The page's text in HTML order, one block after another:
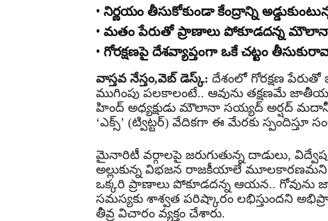
• నిర్ణయం తీసుకోకుండా కేంద్రాన్ని
• మతం పేరుతో ప్రాణాలు పోకూడదన్న
• గోరక్షణపై దేశవ్యాప్తంగా ఒకే చట్టం
వాస్తవ నేస్తం,వెబ్ డెస్క్: దేశంలో గోరక్షణ పేరుతో
ముగింపు పలకాలంటే.. ఆవును తక్షణమే
హింద్ అధ్యక్షుడు మౌలానా సయ్యద్ అర్షద్
‘ఎక్స్’ (ట్విట్టర్) వేదికగా ఈ మేరకు స్పందిస్తూ
మైనారిటీ వర్గాలపై జరుగుతున్న దాడులు, విద్వేష
అల్లుకున్న విభజన రాజకీయాలే మూలకారణమని
ఒక్కరి ప్రాణాలు పోకూడదన్న ఆయన.. గోవును
సమస్యకు శాశ్వత పరిష్కారం లభిస్తుందని
తీవ్ర విచారం వ్యక్తం చేశారు.